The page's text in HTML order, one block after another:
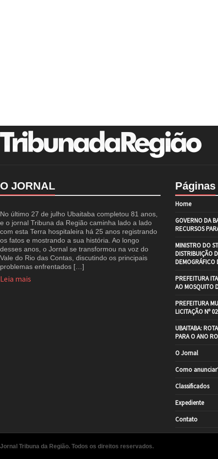
O JORNAL
No último 27 de julho Ubaitaba completou 81 anos,
e o jornal Tribuna da Região caminha lado a lado
com esta Terra hospitaleira há 25 anos registrando
os fatos e mostrando a sua história. Ao longo
desses anos, o Jornal se transformou na voz do
Vale do Rio das Contas, discutindo os principais
problemas enfrentados […]
Leia mais
Páginas
Home
GOVERNO DA
RECURSOS
MINISTRO DO
DISTRIBUIÇÃO
DEMOGRÁFICO
PREFEITURA
AO MOSQUITO
PREFEITURA
LICITAÇÃO Nº
UBAITABA:
PARA O ANO
O Jornal
Como
Classificados
Expediente
Contato
Jornal Tribuna da Região. Todos os direitos reservados.